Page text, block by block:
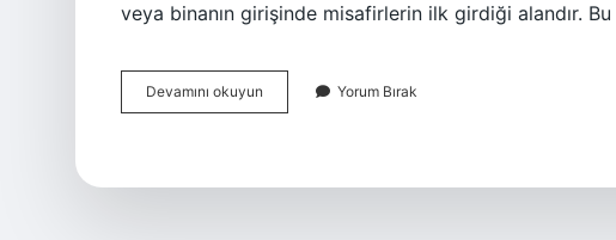
veya binanın girişinde misafirlerin ilk girdiği alandır.
Devamını okuyun
Antre
Yorum Bırak